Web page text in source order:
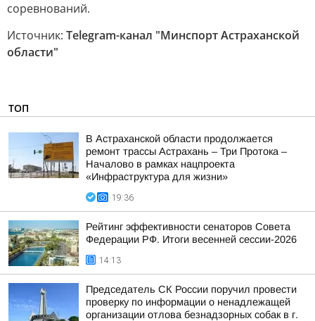
соревнований.
Источник: Telegram-канал "Минспорт Астраханской
области"
ТОП
В Астраханской области продолжается
ремонт трассы Астрахань – Три Протока –
Началово в рамках нацпроекта
«Инфраструктура для жизни»
19:36
Рейтинг эффективности сенаторов Совета
Федерации РФ. Итоги весенней сессии-2026
14:13
Председатель СК России поручил провести
проверку по информации о ненадлежащей
организации отлова безнадзорных собак в г.